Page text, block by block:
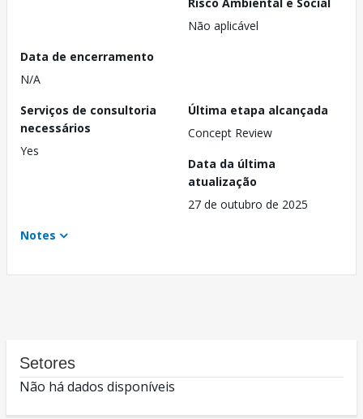
Risco Ambiental e Social
Não aplicável
Data de encerramento
N/A
Serviços de consultoria
necessários
Yes
Última etapa alcançada
Concept Review
Data da última
atualização
27 de outubro de 2025
Notes
Setores
Não há dados disponíveis